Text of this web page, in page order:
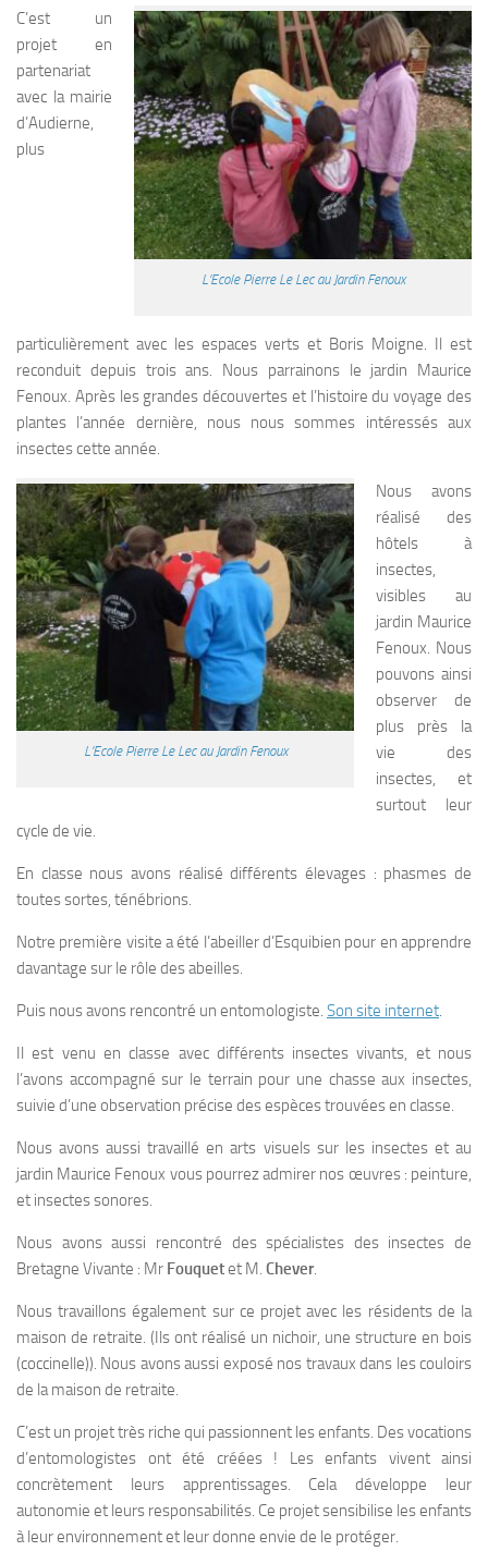
L’Ecole Pierre Le Lec au Jardin Fenoux
C’est un
projet en
partenariat
avec la mairie
d’Audierne,
plus
particulièrement avec les espaces verts et Boris Moigne. Il est
reconduit depuis trois ans. Nous parrainons le jardin Maurice
Fenoux. Après les grandes découvertes et l’histoire du voyage des
plantes l’année dernière, nous nous sommes intéressés aux
insectes cette année.
L’Ecole Pierre Le Lec au Jardin Fenoux
Nous avons
réalisé des
hôtels à
insectes,
visibles au
jardin Maurice
Fenoux. Nous
pouvons ainsi
observer de
plus près la
vie des
insectes, et
surtout leur
cycle de vie.
En classe nous avons réalisé différents élevages : phasmes de
toutes sortes, ténébrions.
Notre première visite a été l’abeiller d’Esquibien pour en apprendre
davantage sur le rôle des abeilles.
Puis nous avons rencontré un entomologiste. Son site internet.
Il est venu en classe avec différents insectes vivants, et nous
l’avons accompagné sur le terrain pour une chasse aux insectes,
suivie d’une observation précise des espèces trouvées en classe.
Nous avons aussi travaillé en arts visuels sur les insectes et au
jardin Maurice Fenoux vous pourrez admirer nos œuvres : peinture,
et insectes sonores.
Nous avons aussi rencontré des spécialistes des insectes de
Bretagne Vivante : Mr Fouquetet M. Chever.
Nous travaillons également sur ce projet avec les résidents de la
maison de retraite. (Ils ont réalisé un nichoir, une structure en bois
(coccinelle)). Nous avons aussi exposé nos travaux dans les couloirs
de la maison de retraite.
C’est un projet très riche qui passionnent les enfants. Des vocations
d’entomologistes ont été créées ! Les enfants vivent ainsi
concrètement leurs apprentissages. Cela développe leur
autonomie et leurs responsabilités. Ce projet sensibilise les enfants
à leur environnement et leur donne envie de le protéger.